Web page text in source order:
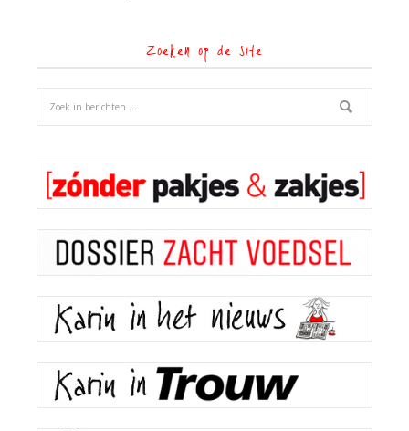
Zoeken op de site